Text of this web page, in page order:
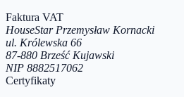
Faktura VAT
HouseStar Przemysław Kornacki
ul. Królewska 66
87-880 Brześć Kujawski
NIP 8882517062
Certyfikaty